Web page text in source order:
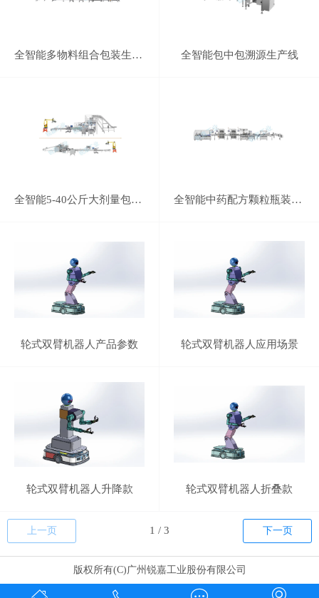
全智能多物料组合包装生产线 全智能包中包溯源生产线
全智能5-40公斤大剂量包装生产线 全智能中药配方颗粒瓶装生产线
轮式双臂机器人产品参数 轮式双臂机器人应用场景
轮式双臂机器人升降款 轮式双臂机器人折叠款
上一页 下一页
版权所有(C)广州锐嘉工业股份有限公司